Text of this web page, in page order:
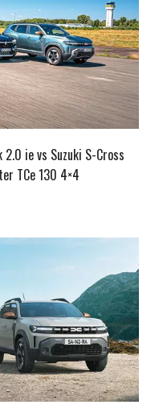
ie vs Suzuki S-Cross
TCe 130 4×4